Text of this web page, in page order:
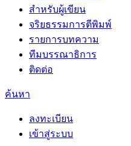
สำหรับผู้เขียน
จริยธรรมการตีพิมพ์
รายการบทความ
ทีมบรรณาธิการ
ติดต่อ
ค้นหา
ลงทะเบียน
เข้าสู่ระบบ